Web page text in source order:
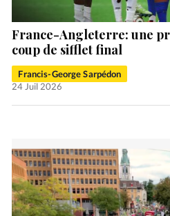
France-Angleterre: une
coup de sifflet final
Francis-George Sarpédon
24 Juil 2026